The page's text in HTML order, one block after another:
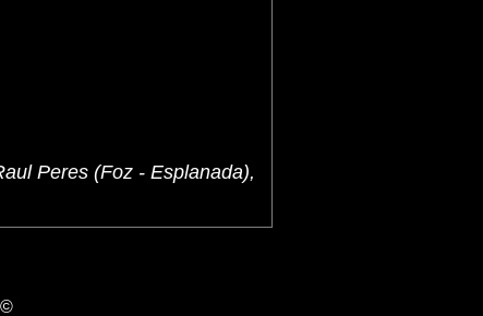
Peres (Foz - Esplanada),
©